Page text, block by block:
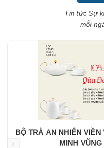
Tin tức Sự
mỗi
BỘ TRÀ AN NHIÊN
MINH